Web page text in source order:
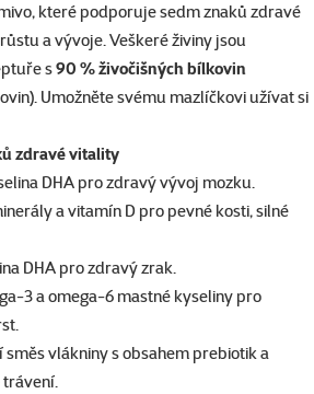
které podporuje sedm znaků zdravé
a vývoje. Veškeré živiny jsou
s90 % živočišných bílkovin
Umožněte svému mazlíčkovi užívat si
zdravé vitality
DHA pro zdravý vývoj mozku.
a vitamín D pro pevné kosti, silné
DHA pro zdravý zrak.
3 a omega-6 mastné kyseliny pro
vlákniny s obsahem prebiotik a
trávení.